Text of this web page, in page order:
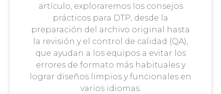
artículo, exploraremos los consejos
prácticos para DTP, desde la
preparación del archivo original hasta
la revisión y el control de calidad (QA),
que ayudan a los equipos a evitar los
errores de formato más habituales y
lograr diseños limpios y funcionales en
varios idiomas.